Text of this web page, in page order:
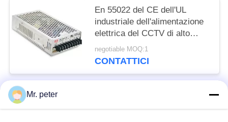
En 55022 del CE dell'UL
industriale dell'alimentazione
elettrica del CCTV di alto
potere 12V di contabilità
elettromagnetica 200W
negotiable MOQ:1
CONTATTICI
Categorie popolari
Mr. peter